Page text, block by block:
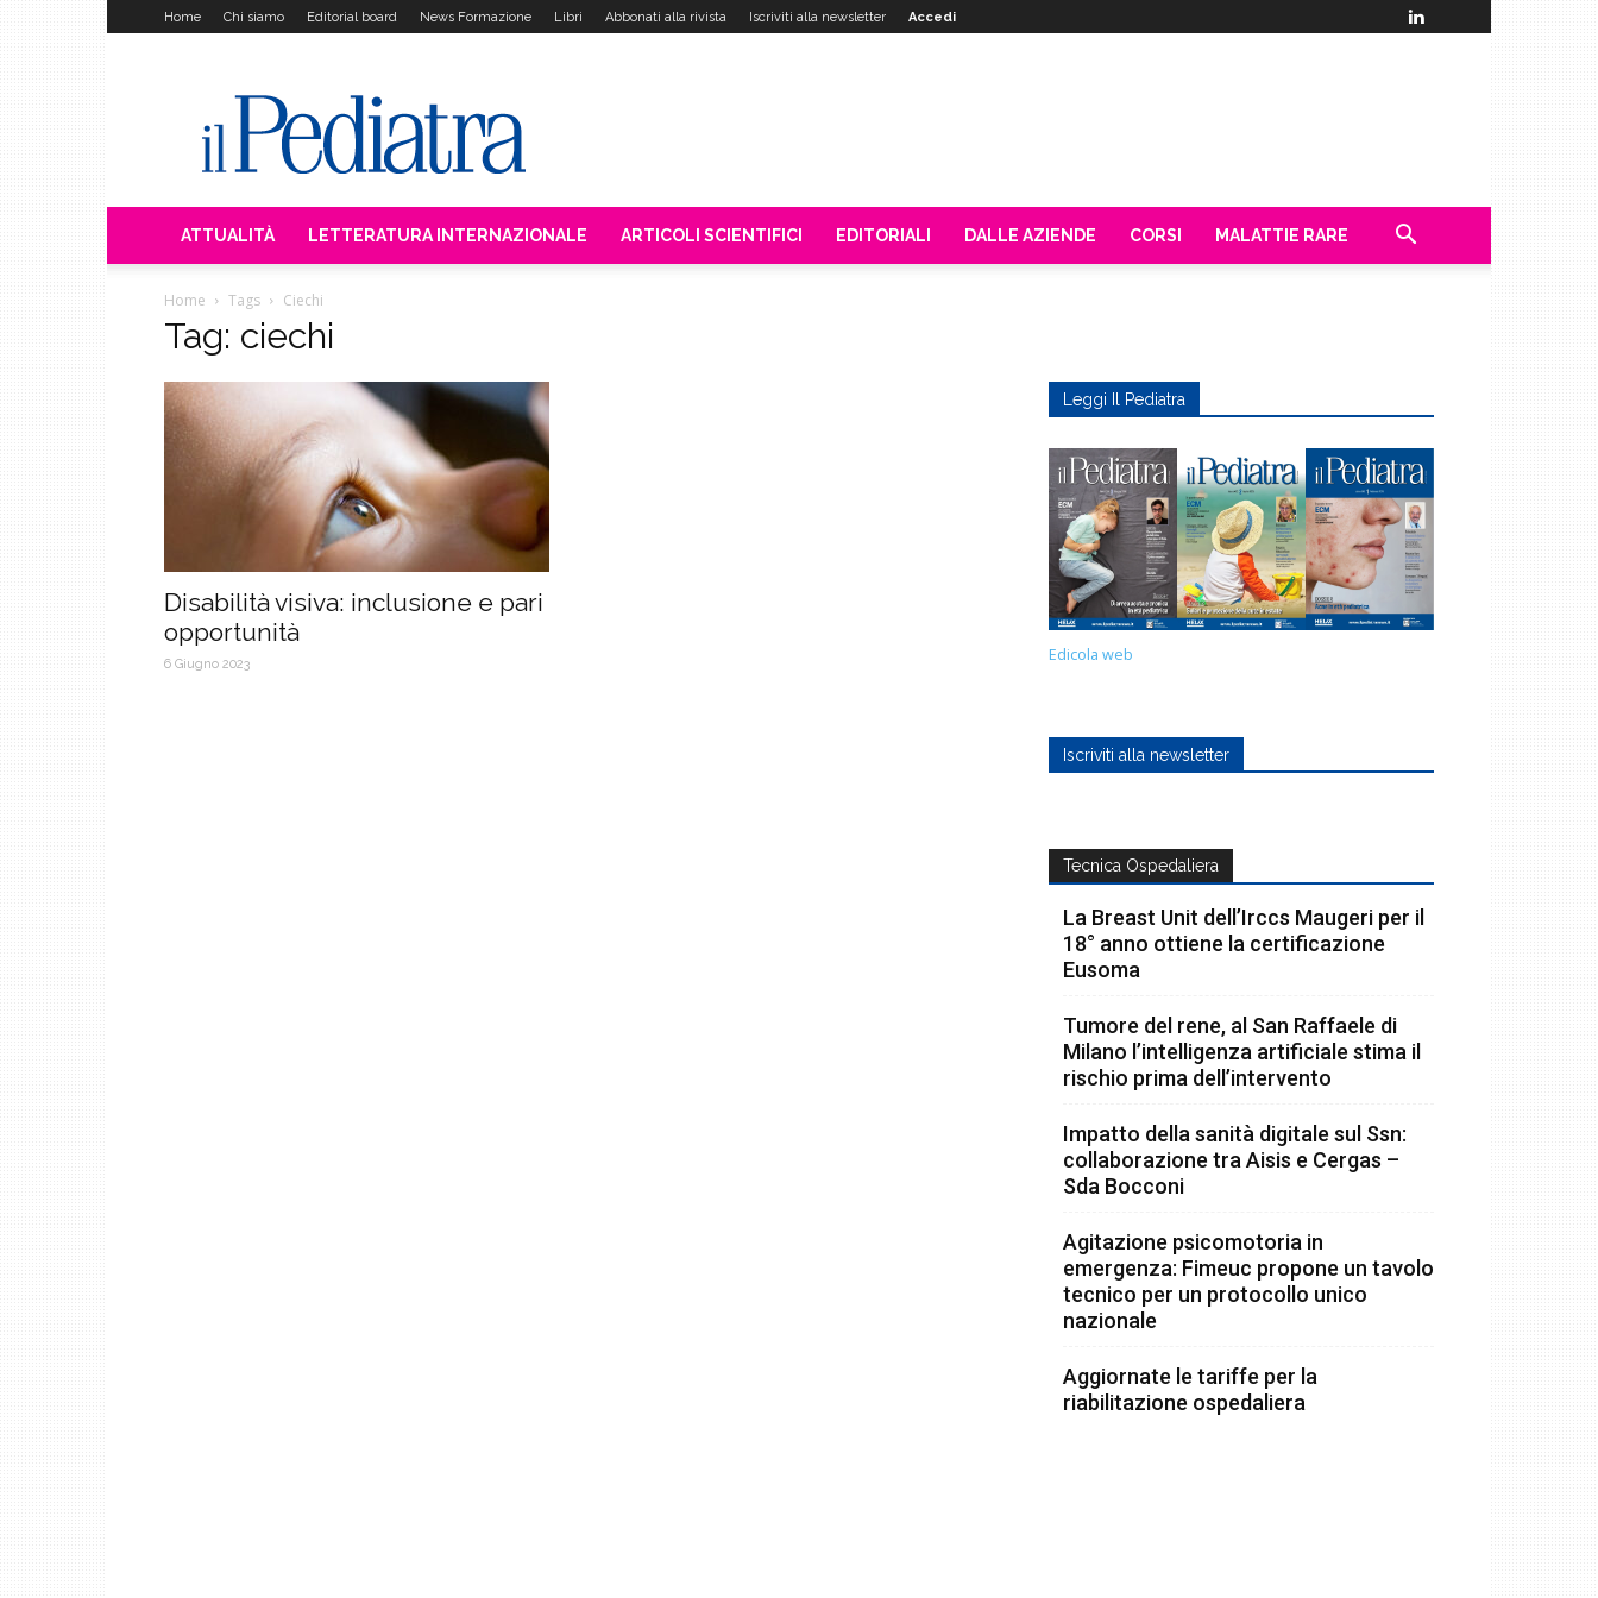
Home Chi siamo Editorial board News Formazione Libri Abbonati alla rivista Iscriviti alla newsletter Accedi
Pediatra
ATTUALITÀ LETTERATURA INTERNAZIONALE ARTICOLI SCIENTIFICI EDITORIALI DALLE AZIENDE CORSI MALATTIE RARE
Home Tags Ciechi
Tag: ciechi
Disabilità visiva: inclusione e pari
opportunità
6 Giugno 2023
Leggi Il Pediatra
Edicola web
Iscriviti alla newsletter
Tecnica Ospedaliera
La Breast Unit dell’Irccs Maugeri per il
18° anno ottiene la certificazione
Eusoma
Tumore del rene, al San Raffaele di
Milano l’intelligenza artificiale stima il
rischio prima dell’intervento
Impatto della sanità digitale sul Ssn:
collaborazione tra Aisis e Cergas –
Sda Bocconi
Agitazione psicomotoria in
emergenza: Fimeuc propone un tavolo
tecnico per un protocollo unico
nazionale
Aggiornate le tariffe per la
riabilitazione ospedaliera